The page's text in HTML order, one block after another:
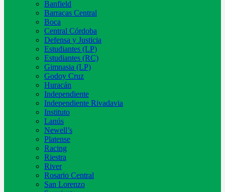
Banfield
Barracas Central
Boca
Central Córdoba
Defensa y Justicia
Estudiantes (LP)
Estudiantes (RC)
Gimnasia (LP)
Godoy Cruz
Huracán
Independiente
Independiente Rivadavia
Instituto
Lanús
Newell’s
Platense
Racing
Riestra
River
Rosario Central
San Lorenzo